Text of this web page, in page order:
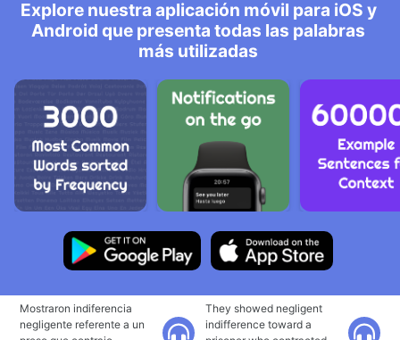
Explore nuestra aplicación móvil para iOS y
Android que presenta todas las palabras
más utilizadas
Mostraron indiferencia
negligente referente a un
They showed negligent
indifference toward a